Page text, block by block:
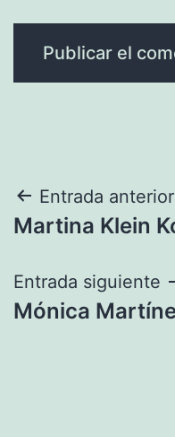
Navegación
de
entradas
Entrada anterior
Martina Klein
Entrada siguiente
Mónica